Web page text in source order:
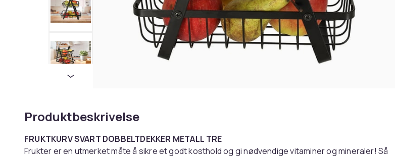
Produktbeskrivelse
FRUKTKURV SVART DOBBELTDEKKER METALL TRE
Frukter er en utmerket måte å sikre et godt kosthold og gi nødvendige vitaminer og mineraler! Så